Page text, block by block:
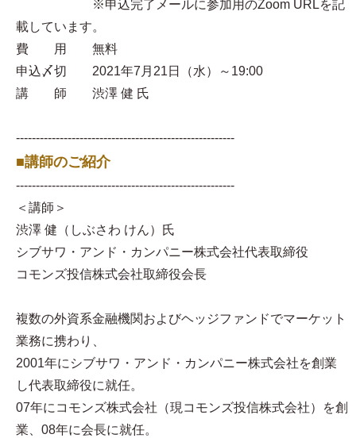
※申込完了メールに参加用のZoom URLを記
載しています。
費 用 無料
申込〆切 2021年7月21日（水）～19:00
講 師 渋澤 健 氏
-------------------------------------------------------
■講師のご紹介
-------------------------------------------------------
＜講師＞
渋澤 健（しぶさわ けん）氏
シブサワ・アンド・カンパニー株式会社代表取締役
コモンズ投信株式会社取締役会長
複数の外資系金融機関およびヘッジファンドでマーケット
業務に携わり、
2001年にシブサワ・アンド・カンパニー株式会社を創業
し代表取締役に就任。
07年にコモンズ株式会社（現コモンズ投信株式会社）を創
業、08年に会長に就任。